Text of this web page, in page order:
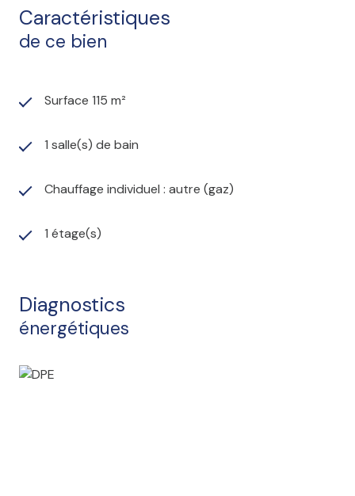
Caractéristiques
de ce bien
Surface 115 m²
1 salle(s) de bain
Chauffage individuel : autre (gaz)
1 étage(s)
Diagnostics
énergétiques